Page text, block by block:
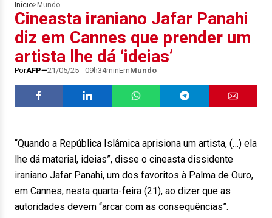
Início> Mundo
Cineasta iraniano Jafar Panahi
diz em Cannes que prender um
artista lhe dá ‘ideias’
PorAFP 21/05/25 - 09h34minEmMundo
“Quando a República Islâmica aprisiona um artista, (…) ela
lhe dá material, ideias”, disse o cineasta dissidente
iraniano Jafar Panahi, um dos favoritos à Palma de Ouro,
em Cannes, nesta quarta-feira (21), ao dizer que as
autoridades devem “arcar com as consequências”.